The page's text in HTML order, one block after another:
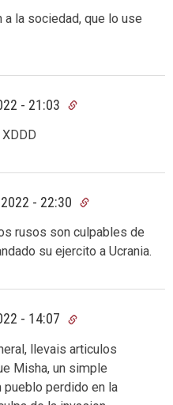
a la sociedad, que lo use
- 21:03
- 22:30
rusos son culpables de
su ejercito a Ucrania.
- 14:07
llevais articulos
Misha, un simple
pueblo perdido en la